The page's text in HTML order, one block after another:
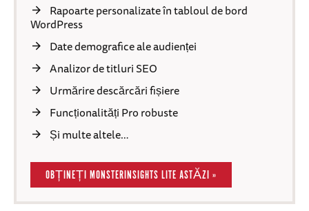
Rapoarte personalizate în tabloul de bord
WordPress
Date demografice ale audienței
Analizor de titluri SEO
Urmărire descărcări fișiere
Funcționalități Pro robuste
Și multe altele…
OBȚINEȚI MONSTERINSIGHTS LITE ASTĂZI »